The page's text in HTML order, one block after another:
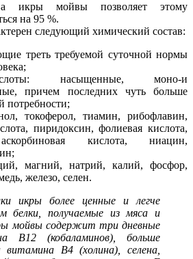
икры мойвы позволяет этому
на 95 %.
следующий химический состав:
треть требуемой суточной нормы
насыщенные, моно-и
причем последних чуть больше
потребности;
токоферол, тиамин, рибофлавин,
пиридоксин, фолиевая кислота,
кислота, ниацин,
магний, натрий, калий, фосфор,
железо, селен.
икры более ценные и легче
белки, получаемые из мяса и
мойвы содержит три дневные
В12 (кобаламинов), больше
витамина В4 (холина), селена,